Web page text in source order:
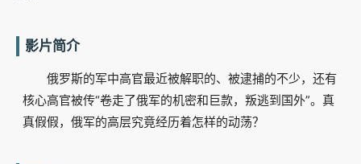
影片简介
俄罗斯的军中高官最近被解职的、被逮捕的不少，还有
核心高官被传“卷走了俄军的机密和巨款，叛逃到国外”。真
真假假，俄军的高层究竟经历着怎样的动荡？